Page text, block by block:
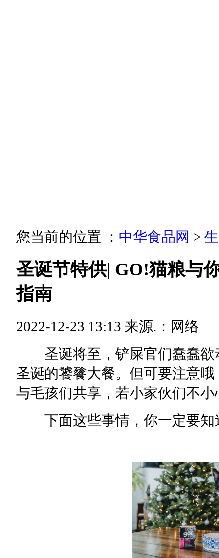
您当前的位置 ： 中华食品网 >
圣诞节特供| GO!猫粮与
指南
2022-12-23 13:13 来源.：网络
圣诞将至，铲屎官们蠢蠢欲
圣诞的饕餮大餐。但可要注意
与毛孩们共享，若小家伙们不
下面这些事情，你一定要知